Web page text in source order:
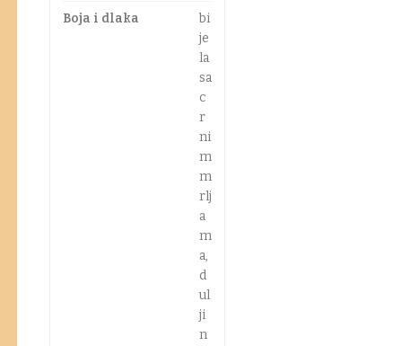
Boja i dlaka
bi
je
la
sa
c
r
ni
m
m
rlj
a
m
a,
d
ul
ji
n